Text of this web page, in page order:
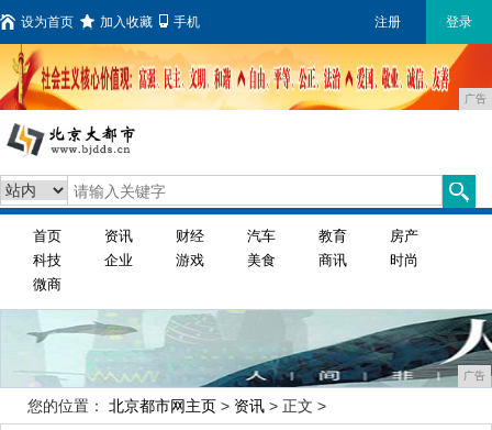
设为首页 加入收藏 手机 注册 登录
广告
首页 资讯 财经 汽车 教育
房产
科技
企业 游戏 美食 商讯
时尚
微商
广告
您的位置： 北京都市网主页 > 资讯 > 正文 >